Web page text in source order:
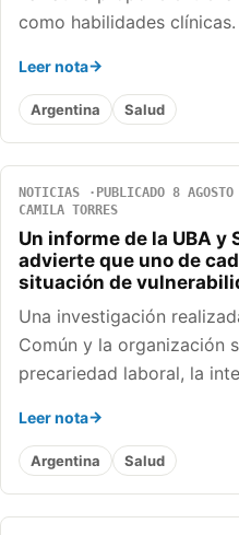
como habilidades
Leer nota
Argentina Salud
NOTICIAS PUBLICADO 8
CAMILA TORRES
Un informe de la UBA y
advierte que uno de
situación de
Una investigación
Común y la organización
precariedad laboral, la
Leer nota
Argentina Salud